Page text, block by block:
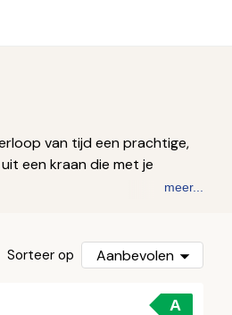
van tijd een prachtige,
een kraan die met je
meer...
Sorteer op Aanbevolen
A